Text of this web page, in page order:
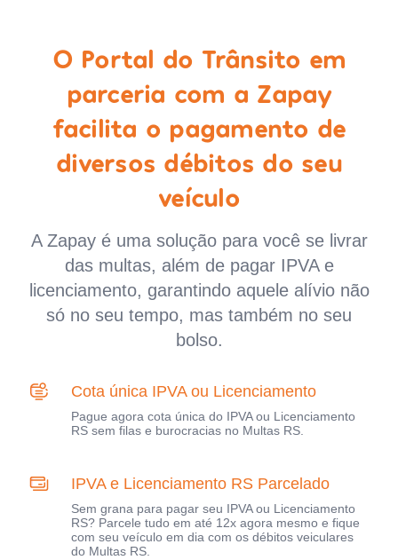
O Portal do Trânsito em
parceria com a Zapay
facilita o pagamento de
diversos débitos do seu
veículo
A Zapay é uma solução para você se livrar
das multas, além de pagar IPVA e
licenciamento, garantindo aquele alívio não
só no seu tempo, mas também no seu
bolso.
Cota única IPVA ou Licenciamento
Pague agora cota única do IPVA ou Licenciamento
RS sem filas e burocracias no Multas RS.
IPVA e Licenciamento RS Parcelado
Sem grana para pagar seu IPVA ou Licenciamento
RS? Parcele tudo em até 12x agora mesmo e fique
com seu veículo em dia com os débitos veiculares
do Multas RS.